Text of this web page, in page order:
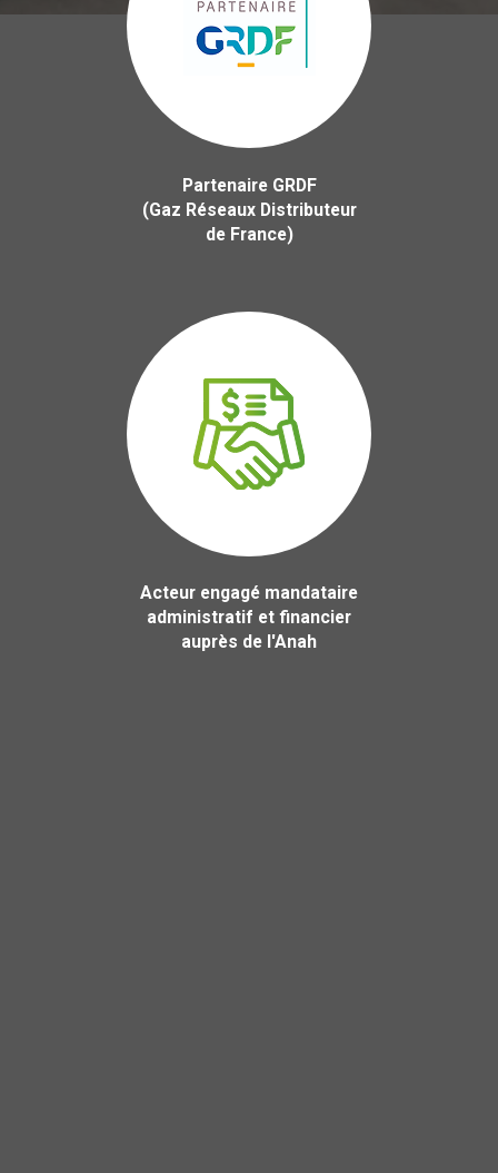
Partenaire GRDF
(Gaz Réseaux Distributeur
de France)
Acteur engagé mandataire
administratif et financier
auprès de l'Anah